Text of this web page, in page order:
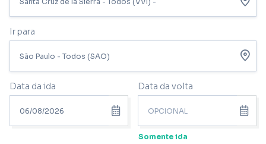
Ir para
Data da ida Data da volta
Somente ida